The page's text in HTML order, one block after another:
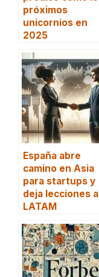
próximos
unicornios en
2025
España abre
camino en Asia
para startups y
deja lecciones a
LATAM